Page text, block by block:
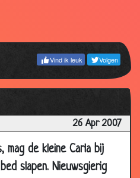
Vind ik leuk Volgen
26 Apr 2007
mag de kleine Carla bij
slapen. Nieuwsgierig
3.33
3.51